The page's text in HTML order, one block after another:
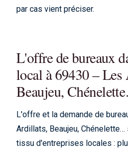
par cas vient préciser.
L'offre de bureaux
local à 69430 –
Beaujeu,
L'offre et la demande de
Ardillats, Beaujeu,
tissu d'entreprises locales :